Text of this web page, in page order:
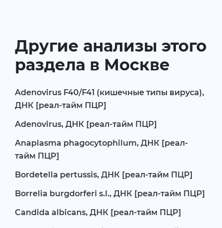
Другие анализы этого
раздела в Москве
Adenovirus F40/F41 (кишечные типы вируса),
ДНК [реал-тайм ПЦР]
Adenovirus, ДНК [реал-тайм ПЦР]
Anaplasma phagocytophilum, ДНК [реал-
тайм ПЦР]
Bordetella pertussis, ДНК [реал-тайм ПЦР]
Borrelia burgdorferi s.l., ДНК [реал-тайм ПЦР]
Candida albicans, ДНК [реал-тайм ПЦР]